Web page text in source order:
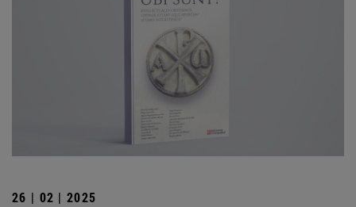
26 | 02 | 2025